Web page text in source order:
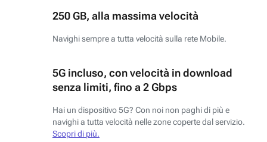
250 GB, alla massima velocità
Navighi sempre a tutta velocità sulla rete Mobile.
5G incluso, con velocità in download
senza limiti, fino a 2 Gbps
Hai un dispositivo 5G? Con noi non paghi di più e
navighi a tutta velocità nelle zone coperte dal servizio.
Scopri di più.